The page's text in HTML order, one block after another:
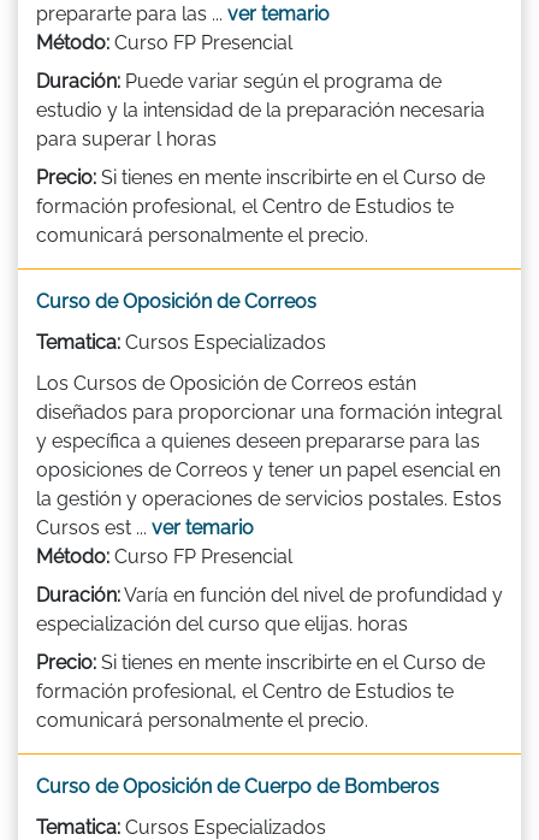
prepararte para las ... ver temario
Método: Curso FP Presencial
Duración: Puede variar según el programa de
estudio y la intensidad de la preparación necesaria
para superar l horas
Precio: Si tienes en mente inscribirte en el Curso de
formación profesional, el Centro de Estudios te
comunicará personalmente el precio.
Curso de Oposición de Correos
Tematica: Cursos Especializados
Los Cursos de Oposición de Correos están
diseñados para proporcionar una formación integral
y específica a quienes deseen prepararse para las
oposiciones de Correos y tener un papel esencial en
la gestión y operaciones de servicios postales. Estos
Cursos est ... ver temario
Método: Curso FP Presencial
Duración:Varía en función del nivel de profundidad y
especialización del curso que elijas. horas
Precio: Si tienes en mente inscribirte en el Curso de
formación profesional, el Centro de Estudios te
comunicará personalmente el precio.
Curso de Oposición de Cuerpo de Bomberos
Tematica: Cursos Especializados